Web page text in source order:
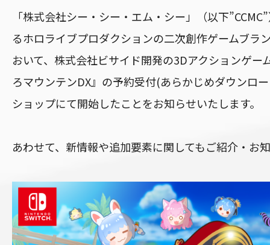
「株式会社シー・シー・エム・シー」（以下
るホロライブプロダクションの二次創作ゲームブラ
おいて、株式会社ビサイド開発の3Dアクションゲー
ろマウンテンDX』の予約受付(あらかじめダウンロ
ショップにて開始したことをお知らせいたします。
あわせて、新情報や追加要素に関してもご紹介・お